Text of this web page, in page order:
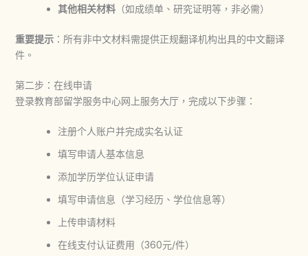
其他相关材料（如成绩单、研究证明等，非必需）
重要提示：所有非中文材料需提供正规翻译机构出具的中文翻译
件。
第二步：在线申请
登录教育部留学服务中心网上服务大厅，完成以下步骤：
注册个人账户并完成实名认证
填写申请人基本信息
添加学历学位认证申请
填写申请信息（学习经历、学位信息等）
上传申请材料
在线支付认证费用（360元/件）